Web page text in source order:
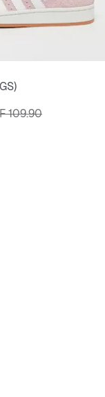
original
109.90